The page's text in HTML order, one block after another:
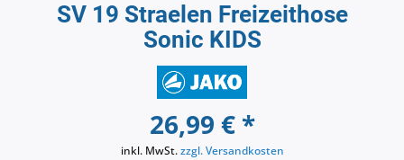
SV 19 Straelen Freizeithose
Sonic KIDS
26,99 € *
inkl. MwSt.zzgl. Versandkosten